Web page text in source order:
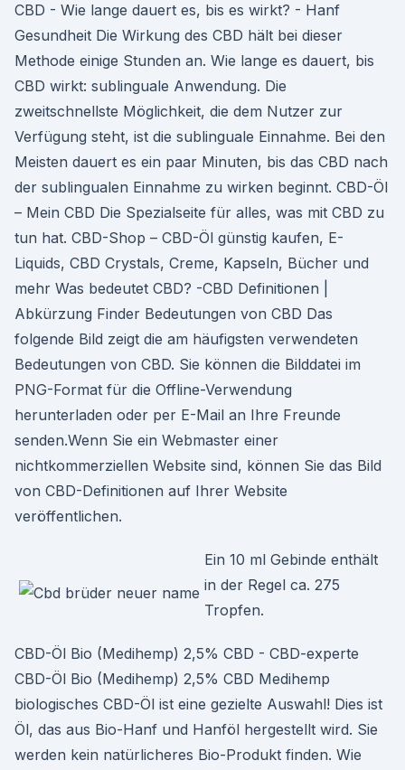
CBD - Wie lange dauert es, bis es wirkt? - Hanf
Gesundheit Die Wirkung des CBD hält bei dieser
Methode einige Stunden an. Wie lange es dauert, bis
CBD wirkt: sublinguale Anwendung. Die
zweitschnellste Möglichkeit, die dem Nutzer zur
Verfügung steht, ist die sublinguale Einnahme. Bei den
Meisten dauert es ein paar Minuten, bis das CBD nach
der sublingualen Einnahme zu wirken beginnt. CBD-Öl
– Mein CBD Die Spezialseite für alles, was mit CBD zu
tun hat. CBD-Shop – CBD-Öl günstig kaufen, E-
Liquids, CBD Crystals, Creme, Kapseln, Bücher und
mehr Was bedeutet CBD? -CBD Definitionen |
Abkürzung Finder Bedeutungen von CBD Das
folgende Bild zeigt die am häufigsten verwendeten
Bedeutungen von CBD. Sie können die Bilddatei im
PNG-Format für die Offline-Verwendung
herunterladen oder per E-Mail an Ihre Freunde
senden.Wenn Sie ein Webmaster einer
nichtkommerziellen Website sind, können Sie das Bild
von CBD-Definitionen auf Ihrer Website
veröffentlichen.
Ein 10 ml Gebinde enthält
in der Regel ca. 275
Tropfen.
CBD-Öl Bio (Medihemp) 2,5% CBD - CBD-experte
CBD-Öl Bio (Medihemp) 2,5% CBD Medihemp
biologisches CBD-Öl ist eine gezielte Auswahl! Dies ist
Öl, das aus Bio-Hanf und Hanföl hergestellt wird. Sie
werden kein natürlicheres Bio-Produkt finden. Wie